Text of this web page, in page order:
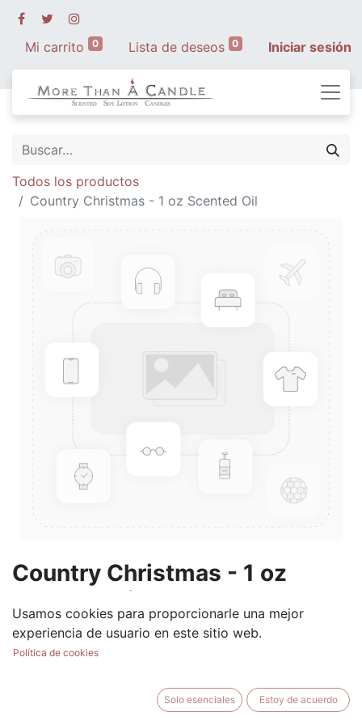
Mi carrito 0 Lista de deseos 0 Iniciar sesión
Todos los productos
Country Christmas - 1 oz Scented Oil
Country Christmas - 1 oz
Scented Oil
(0 reseña)
$5.99
Usamos cookies para proporcionarle una mejor
experiencia de usuario en este sitio web.
Política de cookies
Solo esenciales Estoy de acuerdo